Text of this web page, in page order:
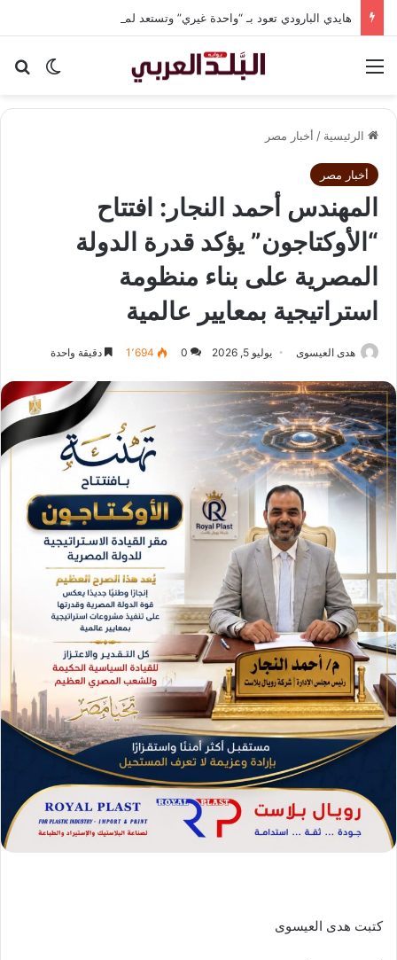
الوضع
الرئيسية / أخبار مصر
أخبار مصر
المهندس أحمد النجار: افتتاح
“الأوكتاجون” يؤكد قدرة الدولة
المصرية على بناء منظومة
استراتيجية بمعايير عالمية
هدى العيسوى يوليو 5, 2026 0 1٬694 دقيقة واحدة
كتبت هدى العيسوى